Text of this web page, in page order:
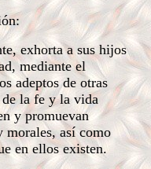
exhorta a sus hijos
mediante el
adeptos de otras
la fe y la vida
y promuevan
morales, así como
en ellos existen.